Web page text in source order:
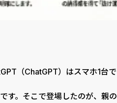
（ChatGPT）はスマホ1台で
す。そこで登場したのが、親の